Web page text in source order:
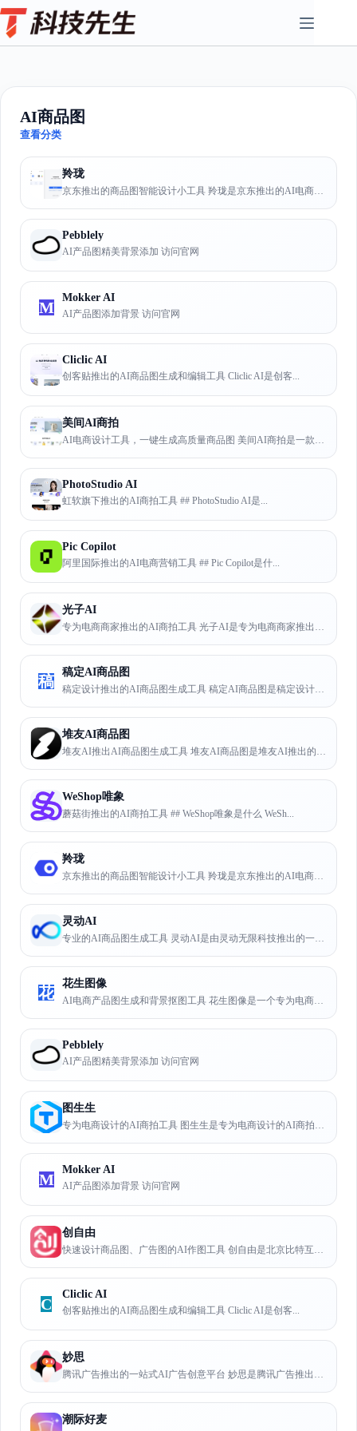
Skip
to
content
AI商品图
查看分类
羚珑
京东推出的商品图智能设计小工具 羚珑是京东推出的AI电商营销工具...
Pebblely
AI产品图精美背景添加 访问官网
M
Mokker AI
AI产品图添加背景 访问官网
Cliclic AI
创客贴推出的AI商品图生成和编辑工具 Cliclic AI是创客...
美间AI商拍
AI电商设计工具，一键生成高质量商品图 美间AI商拍是一款AI电...
PhotoStudio AI
虹软旗下推出的AI商拍工具 ## PhotoStudio AI是...
Pic Copilot
阿里国际推出的AI电商营销工具 ## Pic Copilot是什...
光子AI
专为电商商家推出的AI商拍工具 光子AI是专为电商商家推出的AI...
稿
稿定AI商品图
稿定设计推出的AI商品图生成工具 稿定AI商品图是稿定设计推出的...
堆友AI商品图
堆友AI推出AI商品图生成工具 堆友AI商品图是堆友AI推出的A...
WeShop唯象
蘑菇街推出的AI商拍工具 ## WeShop唯象是什么 WeSh...
羚珑
京东推出的商品图智能设计小工具 羚珑是京东推出的AI电商营销工具...
灵动AI
专业的AI商品图生成工具 灵动AI是由灵动无限科技推出的一款AI...
花
花生图像
AI电商产品图生成和背景抠图工具 花生图像是一个专为电商卖家设计...
Pebblely
AI产品图精美背景添加 访问官网
图生生
专为电商设计的AI商拍工具 图生生是专为电商设计的AI商拍作图工...
M
Mokker AI
AI产品图添加背景 访问官网
创自由
快速设计商品图、广告图的AI作图工具 创自由是北京比特互联推出的...
C
Cliclic AI
创客贴推出的AI商品图生成和编辑工具 Cliclic AI是创客...
妙思
腾讯广告推出的一站式AI广告创意平台 妙思是腾讯广告推出的基于腾...
潮际好麦